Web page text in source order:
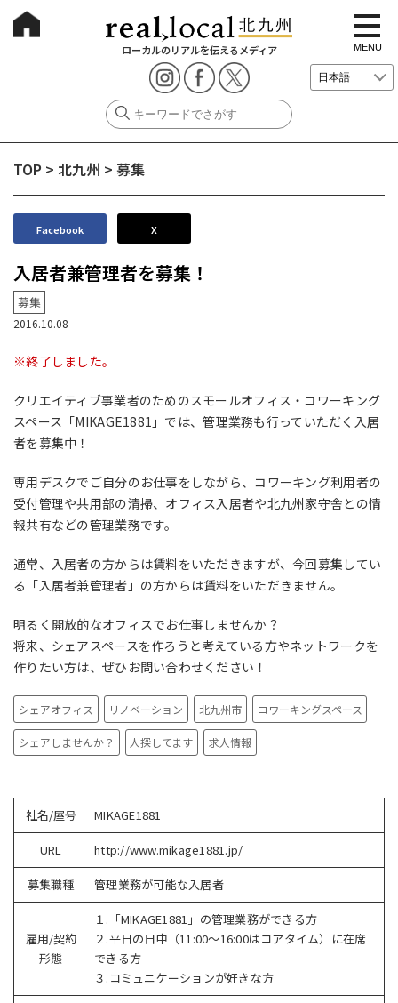
ローカルのリアルを伝えるメディア
t
o
g
g
e
i
i
MENU
TOP > 北九州 > 募集
Facebook X
入居者兼管理者を募集！
募集
2016.10.08
※終了しました。
クリエイティブ事業者のためのスモールオフィス・コワーキング
スペース「MIKAGE1881」では、管理業務も行っていただく入居
者を募集中！
専用デスクでご自分のお仕事をしながら、コワーキング利用者の
受付管理や共用部の清掃、オフィス入居者や北九州家守舎との情
報共有などの管理業務です。
通常、入居者の方からは賃料をいただきますが、今回募集してい
る「入居者兼管理者」の方からは賃料をいただきません。
明るく開放的なオフィスでお仕事しませんか？
将来、シェアスペースを作ろうと考えている方やネットワークを
作りたい方は、ぜひお問い合わせください！
シェアオフィス リノベーション 北九州市 コワーキングスペース
シェアしませんか？ 人探してます 求人情報
社名/屋号 MIKAGE1881
URL http://www.mikage1881.jp/
募集職種 管理業務が可能な入居者
雇用/契約
形態
１.「MIKAGE1881」の管理業務ができる方
２.平日の日中（11:00～16:00はコアタイム）に在席
できる方
３.コミュニケーションが好きな方